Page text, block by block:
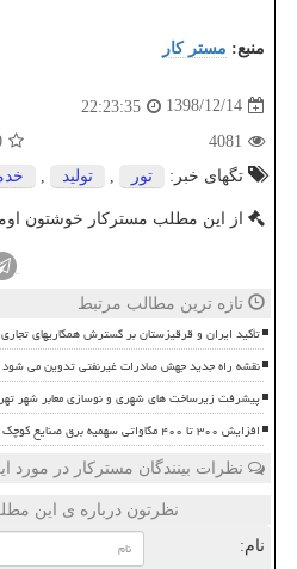
منبع: مستر كار
1398/12/14
22:23:35
4081
تگهای خبر:
تور تولید
از این مطلب مسترکار خوشتون
تازه ترین مطالب مرتبط
تأکید ایران و قرقیزستان بر گسترش همکاریهای
نقشه راه جدید جهش صادرات غیرنفتی تدوین می شود
پیشرفت زیرساخت های شهری و نوسازی معابر شهر
افزایش ۳۰۰ تا ۴۰۰ مگاواتی سهمیه برق صنایع کوچک
نظرات بینندگان مسترکار در مورد
نظرتون درباره ی این
نام: